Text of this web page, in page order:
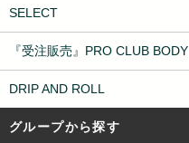
SELECT
『受注販売』PRO CLUB BODY
DRIP AND ROLL
グループから探す